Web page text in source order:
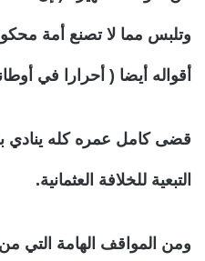
وتلبس مما لا تصنع أمة محكوم
أقواله أيضا ( أحرارا في
قضى كامل عمره كله ينادي
التبعية للخلافة العثمانية.
ومن المواقف الهامة التي